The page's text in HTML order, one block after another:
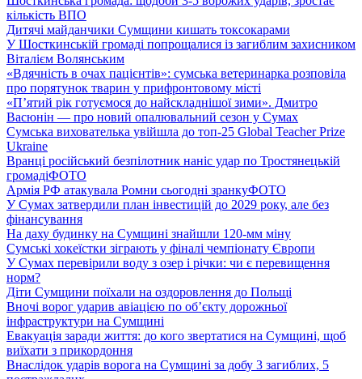
кількість ВПО
Дитячі майданчики Сумщини кишать токсокарами
У Шосткинській громаді попрощалися із загиблим захисником
Віталієм Волянським
«Вдячність в очах пацієнтів»: сумська ветеринарка розповіла
про порятунок тварин у прифронтовому місті
«П’ятий рік готуємося до найскладнішої зими». Дмитро
Васюнін — про новий опалювальний сезон у Сумах
Сумська вихователька увійшла до топ-25 Global Teacher Prize
Ukraine
Вранці російський безпілотник наніс удар по Тростянецькій
громадіФОТО
Армія РФ атакувала Ромни сьогодні зранкуФОТО
У Сумах затвердили план інвестицій до 2029 року, але без
фінансування
На даху будинку на Сумщині знайшли 120-мм міну
Сумські хокеїстки зіграють у фіналі чемпіонату Європи
У Сумах перевірили воду з озер і річки: чи є перевищення
норм?
Діти Сумщини поїхали на оздоровлення до Польщі
Вночі ворог ударив авіацією по обʼєкту дорожньої
інфраструктури на Сумщині
Евакуація заради життя: до кого звертатися на Сумщині, щоб
виїхати з прикордоння
Внаслідок ударів ворога на Сумщині за добу 3 загиблих, 5